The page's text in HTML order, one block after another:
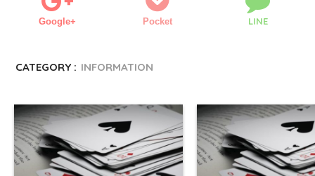
Google+ Pocket LINE
CATEGORY : INFORMATION